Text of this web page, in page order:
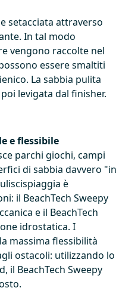
setacciata attraverso
In tal modo
vengono raccolte nel
essere smaltiti
La sabbia pulita
levigata dal finisher.
e flessibile
parchi giochi, campi
di sabbia davvero "in
è
il BeachTech Sweepy
e il BeachTech
idrostatica. I
massima flessibilità
ostacoli: utilizzando lo
il BeachTech Sweepy